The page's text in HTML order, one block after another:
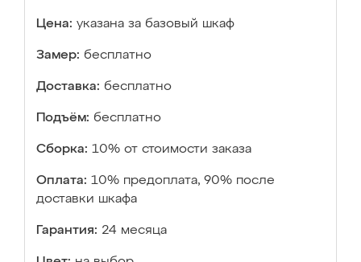
Цена: указана за базовый шкаф
Замер: бесплатно
Доставка: бесплатно
Подъём: бесплатно
Сборка: 10% от стоимости заказа
Оплата: 10% предоплата, 90% после
доставки шкафа
Гарантия: 24 месяца